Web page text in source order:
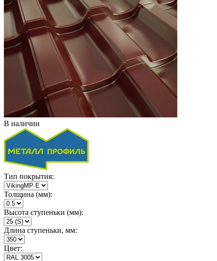
В наличии
Тип покрытия:
Толщина (мм):
Высота ступеньки (мм):
Длина ступеньки, мм:
Цвет: